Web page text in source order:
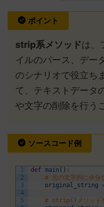
ポイント
strip系メソッドは、
イルのパース、デー
のシナリオで役立ち
て、テキストデータ
や文字の削除を行う
ソースコード例
1
2
3
4
5
def main ( ) :
# 元の文字列に余分
original_string
# strip()メソッドを